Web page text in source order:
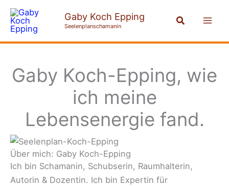
Zum
Inhalt
springen
Gaby Koch Epping
Seelenplanschamanin
Suchen
Gaby Koch-Epping, wie
ich meine
Lebensenergie fand.
Über mich: Gaby Koch-Epping
Ich bin Schamanin, Schubserin, Raumhalterin,
Autorin & Dozentin. Ich bin Expertin für